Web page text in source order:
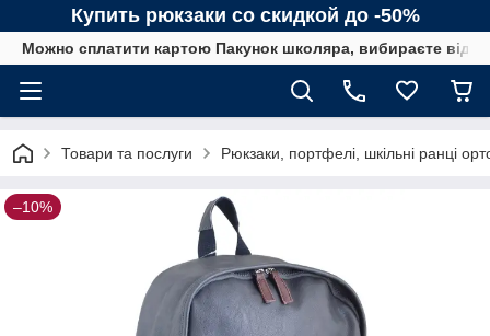
Купить рюкзаки со скидкой до -50%
Можно сплатити картою Пакунок школяра, вибираєте від
Товари та послуги Рюкзаки, портфелі, шкільні ранці
–10%